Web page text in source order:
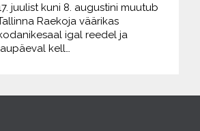
juulist kuni 8. augustini muutub
Raekoja väärikas
igal reedel ja
kell…